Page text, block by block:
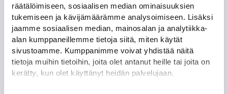
räätälöimiseen, sosiaalisen median ominaisuuksien
tukemiseen ja kävijämäärämme analysoimiseen. Lisäksi
jaamme sosiaalisen median, mainosalan ja analytiikka-
alan kumppaneillemme tietoja siitä, miten käytät
sivustoamme. Kumppanimme voivat yhdistää näitä
tietoja muihin tietoihin, joita olet antanut heille tai joita on
kerätty, kun olet käyttänyt heidän palvelujaan.
Työurani on alussa
Haen työttömyysturvaa